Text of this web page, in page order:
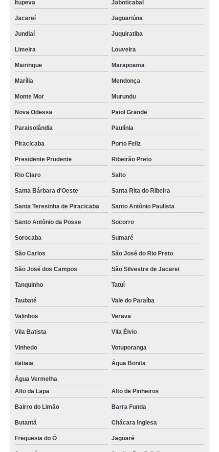
Itupeva Jaboticabal
Jacareí Jaguariúna
Jundiaí Juquiratiba
Limeira Louveira
Mairinque Marapoama
Marília Mendonça
Monte Mor Murundu
Nova Odessa Paiol Grande
Paraisolândia Paulínia
Piracicaba Porto Feliz
Presidente Prudente Ribeirão Preto
Rio Claro Salto
Santa Bárbara d'Oeste Santa Rita do Ribeira
Santa Teresinha de Piracicaba Santo Antônio Paulista
Santo Antônio da Posse Socorro
Sorocaba Sumaré
São Carlos São José do Rio Preto
São José dos Campos São Silvestre de Jacarei
Tanquinho Tatuí
Taubaté Vale do Paraíba
Valinhos Verava
Vila Batista Vila Élvio
Vinhedo Votuporanga
itatiaia Água Bonita
Água Vermelha
Alto da Lapa
Alto de Pinheiros
Bairro do Limão Barra Funda
Butantã Chácara Inglesa
Freguesia do Ó Jaguaré